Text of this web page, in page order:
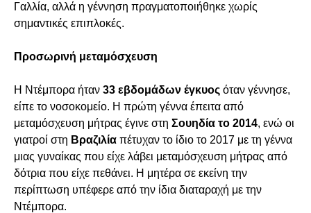
Γαλλία, αλλά η γέννηση πραγματοποιήθηκε χωρίς
σημαντικές επιπλοκές.
Προσωρινή μεταμόσχευση
Η Ντέμπορα ήταν 33 εβδομάδων έγκυος όταν γέννησε,
είπε το νοσοκομείο. Η πρώτη γέννα έπειτα από
μεταμόσχευση μήτρας έγινε στη Σουηδία το 2014, ενώ οι
γιατροί στη Βραζιλία πέτυχαν το ίδιο το 2017 με τη γέννα
μιας γυναίκας που είχε λάβει μεταμόσχευση μήτρας από
δότρια που είχε πεθάνει. Η μητέρα σε εκείνη την
περίπτωση υπέφερε από την ίδια διαταραχή με την
Ντέμπορα.